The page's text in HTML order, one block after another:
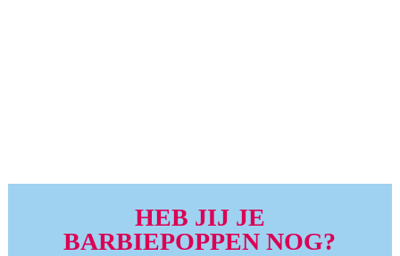
HEB JIJ JE
BARBIEPOPPEN NOG?